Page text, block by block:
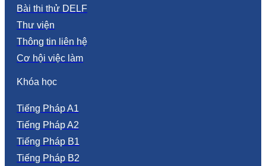
Bài thi thử DELF
Thư viện
Thông tin liên hệ
Cơ hội việc làm
Khóa học
Tiếng Pháp A1
Tiếng Pháp A2
Tiếng Pháp B1
Tiếng Pháp B2